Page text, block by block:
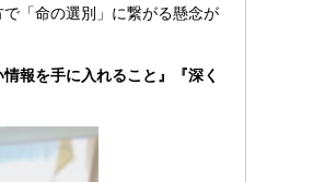
「命の選別」に繋がる懸念が
報を手に入れること』『深く